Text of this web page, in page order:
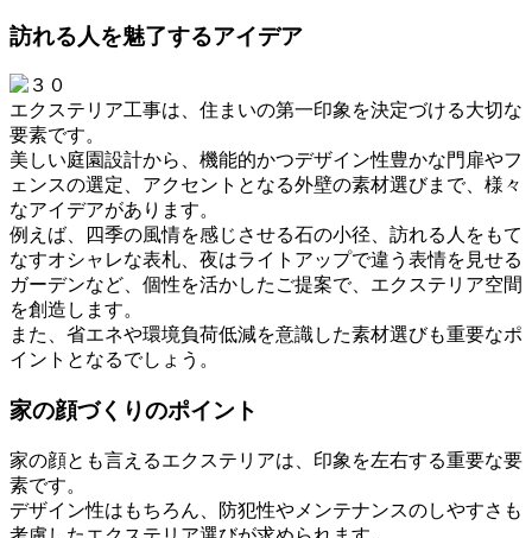
訪れる人を魅了するアイデア
エクステリア工事は、住まいの第一印象を決定づける大切な
要素です。
美しい庭園設計から、機能的かつデザイン性豊かな門扉やフ
ェンスの選定、アクセントとなる外壁の素材選びまで、様々
なアイデアがあります。
例えば、四季の風情を感じさせる石の小径、訪れる人をもて
なすオシャレな表札、夜はライトアップで違う表情を見せる
ガーデンなど、個性を活かしたご提案で、エクステリア空間
を創造します。
また、省エネや環境負荷低減を意識した素材選びも重要なポ
イントとなるでしょう。
家の顔づくりのポイント
家の顔とも言えるエクステリアは、印象を左右する重要な要
素です。
デザイン性はもちろん、防犯性やメンテナンスのしやすさも